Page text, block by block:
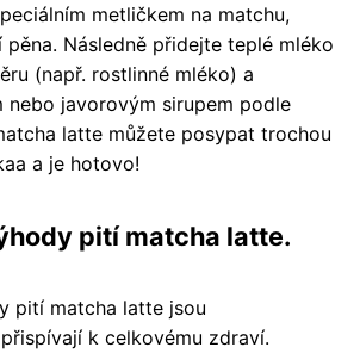
metličkem na matchu,
Následně přidejte teplé mléko
(např. rostlinné mléko) a
nebo javorovým sirupem podle
latte můžete posypat trochou
a je hotovo!
pití matcha latte.
pití matcha latte jsou
k celkovému zdraví.